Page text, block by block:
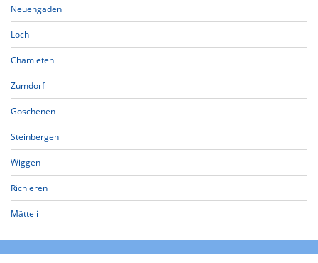
Neuengaden
Loch
Chämleten
Zumdorf
Göschenen
Steinbergen
Wiggen
Richleren
Mätteli